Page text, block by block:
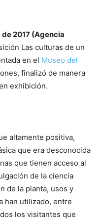
2017 (Agencia
Las culturas de un
en el Museo del
finalizó de manera
exhibición.
altamente positiva,
que era desconocida
que tienen acceso al
de la ciencia
de la planta, usos y
han utilizado, entre
los visitantes que